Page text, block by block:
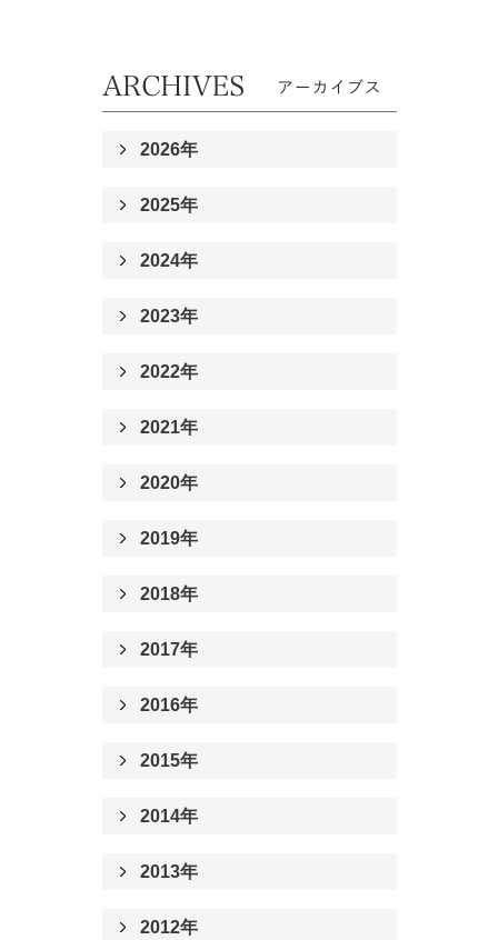
2026年
2025年
2024年
2023年
2022年
2021年
2020年
2019年
2018年
2017年
2016年
2015年
2014年
2013年
2012年